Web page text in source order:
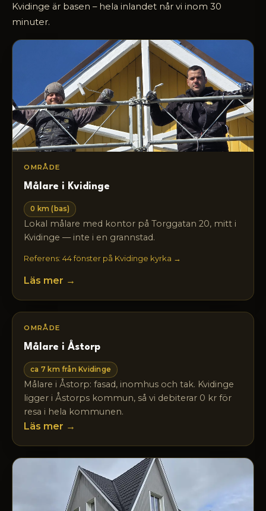
Kvidinge är basen – hela inlandet når vi inom 30
minuter.
OMRÅDE
Målare i Kvidinge
0 km (bas)
Lokal målare med kontor på Torggatan 20, mitt i
Kvidinge — inte i en grannstad.
Referens: 44 fönster på Kvidinge kyrka →
Läs mer →
OMRÅDE
Målare i Åstorp
ca 7 km från Kvidinge
Målare i Åstorp: fasad, inomhus och tak. Kvidinge
ligger i Åstorps kommun, så vi debiterar 0 kr för
resa i hela kommunen.
Läs mer →